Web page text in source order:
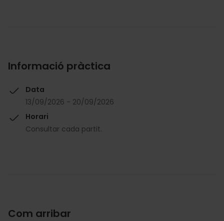
Informació pràctica
Data
13/09/2026 - 20/09/2026
Horari
Consultar cada partit.
Com arribar